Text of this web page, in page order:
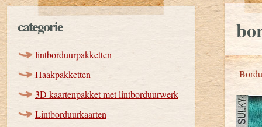
categorie
lintborduurpakketten
Haakpakketten
3D kaartenpakket met lintborduurwerk
Lintborduurkaarten